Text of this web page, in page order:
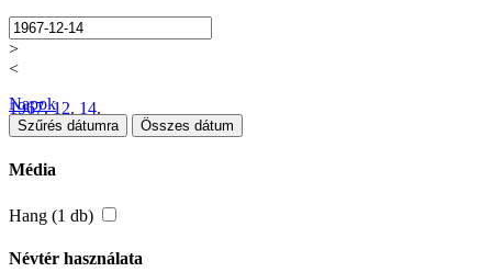
>
<
1967. 12. 14.
Napok
Szűrés dátumra Összes dátum
Média
Hang (1 db)
Névtér használata